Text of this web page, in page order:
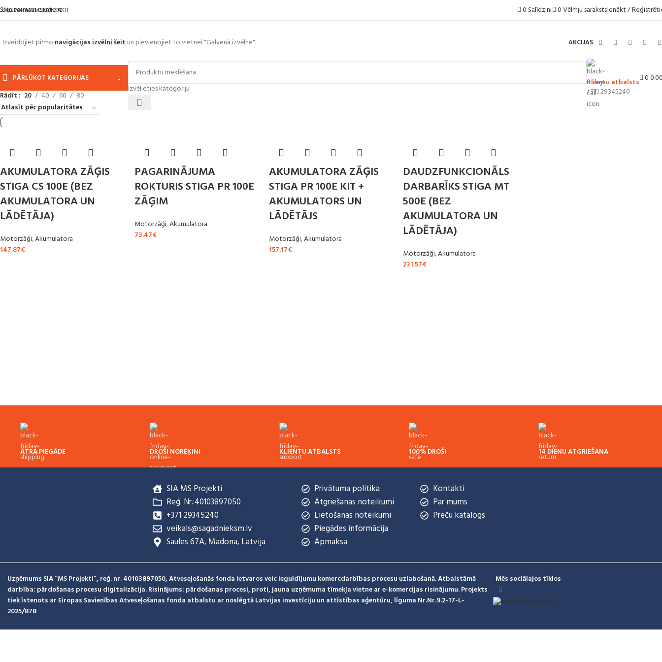
Skip to main content
PAR MUMSKONTAKTI 0 Salīdzini 0Vēlmju sarakstsIenākt /
Izveidojiet pirmo navigācijas izvēlni šeit un pievienojiet to vietnei "Galvenā izvēlne". AKCIJAS
PĀRLŪKOT KATEGORIJAS
Izvēlieties kategoriju
Klientu atbalsts
+371 29345240
0
Rādīt
20 40 60 80
AKUMULATORA ZĀĢIS
STIGA CS 100E (BEZ
AKUMULATORA UN
LĀDĒTĀJA)
Motorzāģi,Akumulatora
147.87€
PAGARINĀJUMA
ROKTURIS STIGA PR 100E
ZĀĢIM
Motorzāģi,Akumulatora
73.47€
AKUMULATORA ZĀĢIS
STIGA PR 100E KIT +
AKUMULATORS UN
LĀDĒTĀJS
Motorzāģi,Akumulatora
157.17€
DAUDZFUNKCIONĀLS
DARBARĪKS STIGA MT
500E (BEZ
AKUMULATORA UN
LĀDĒTĀJA)
Motorzāģi,Akumulatora
231.57€
ĀTRA PIEGĀDE
DROŠI NORĒĶINI
KLIENTU ATBALSTS
100% DROŠI
14 DIENU ATGRIEŠANA
SIA MS Projekti
Reģ. Nr.:40103897050
+371 29345240
veikals@sagadnieksm.lv
Saules 67A, Madona, Latvija
Privātuma politika
Atgriešanas noteikumi
Lietošanas noteikumi
Piegādes informācija
Apmaksa
Kontakti
Par mums
Preču katalogs
Uzņēmums SIA “MS Projekti”, reģ. nr. 40103897050, Atveseļošanās fonda ietvaros veic ieguldījumu komercdarbības procesu uzlabošanā. Atbalstāmā
darbība: pārdošanas procesu digitalizācija. Risinājums: pārdošanas procesi, proti, jauna uzņēmuma tīmekļa vietne ar e-komercijas risinājumu. Projekts
tiek īstenots ar Eiropas Savienības Atveseļošanas fonda atbalstu ar noslēgtā Latvijas investīciju un attīstības aģentūru, līguma Nr.Nr.9.2-17-L-
2025/878
Mēs sociālajos tīklos